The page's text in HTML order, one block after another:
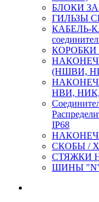
БЛОКИ
ГИЛЬЗЫ
КАБЕЛЬ-
КОРОБКИ
(НШВИ,
НВИ,
IP68
СКОБЫ /
СТЯЖКИ
ШИНЫ "N"